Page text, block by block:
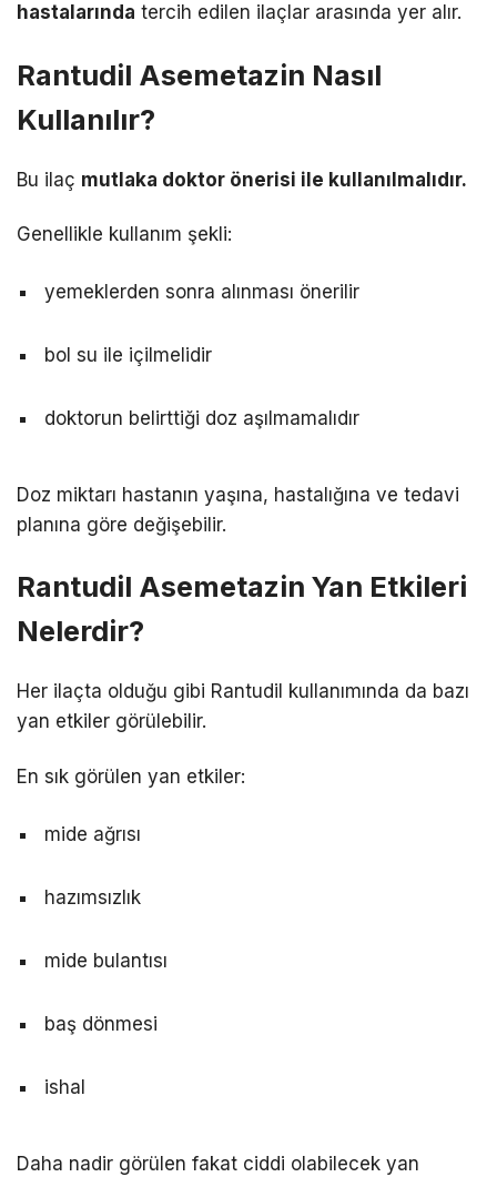
hastalarında tercih edilen ilaçlar arasında yer alır.
Rantudil Asemetazin Nasıl
Kullanılır?
Bu ilaç mutlaka doktor önerisi ile kullanılmalıdır.
Genellikle kullanım şekli:
yemeklerden sonra alınması önerilir
bol su ile içilmelidir
doktorun belirttiği doz aşılmamalıdır
Doz miktarı hastanın yaşına, hastalığına ve tedavi
planına göre değişebilir.
Rantudil Asemetazin Yan Etkileri
Nelerdir?
Her ilaçta olduğu gibi Rantudil kullanımında da bazı
yan etkiler görülebilir.
En sık görülen yan etkiler:
mide ağrısı
hazımsızlık
mide bulantısı
baş dönmesi
ishal
Daha nadir görülen fakat ciddi olabilecek yan